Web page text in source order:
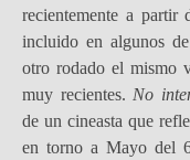
recientemente a partir
incluido en algunos
otro rodado el mismo
muy recientes. No
de un cineasta que
en torno a Mayo del